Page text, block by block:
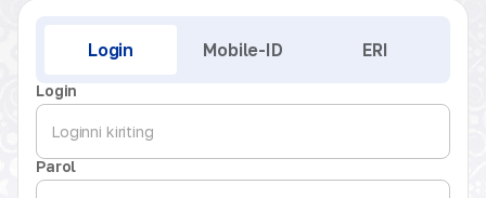
Login Mobile-ID ERI
Login
Parol